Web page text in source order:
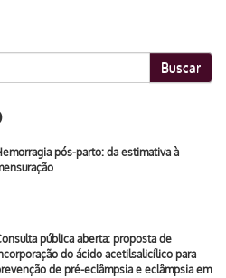
Buscar
pós-parto: da estimativa à
pública aberta: proposta de
do ácido acetilsalicílico para
de pré-eclâmpsia e eclâmpsia em